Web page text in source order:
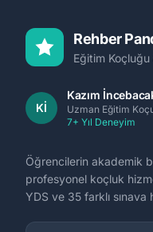
Rehber
Eğitim
Kİ
Kazım
Uzman Eğitim
7+ Yıl Deneyim
Öğrencilerin akademik
profesyonel koçluk
YDS ve 35 farklı sınava